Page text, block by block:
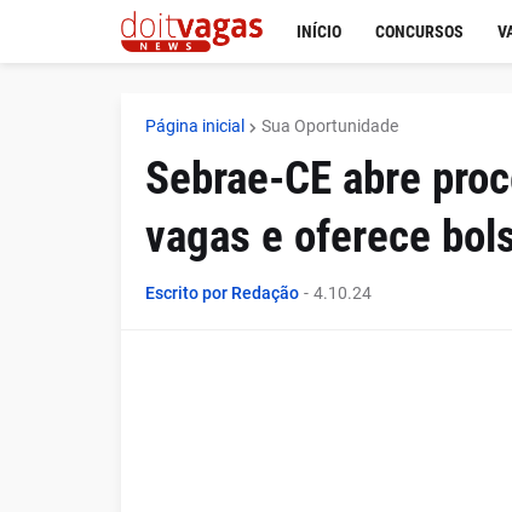
INÍCIO CONCURSOS
Página inicial Sua Oportunidade
Sebrae-CE abre
vagas e oferece
Escrito por Redação - 4.10.24